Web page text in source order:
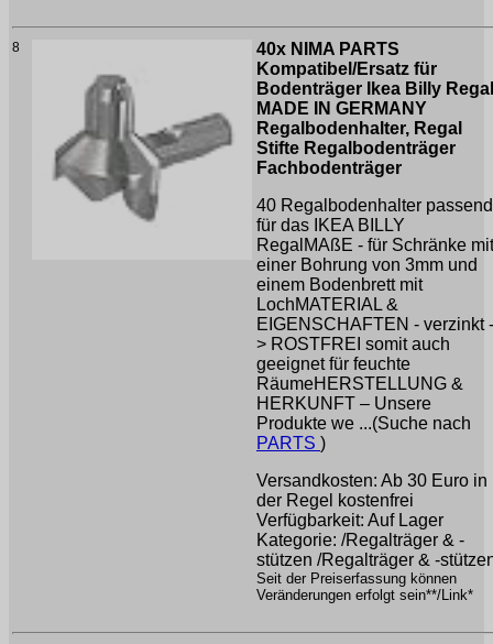
8
40x NIMA PARTS
Kompatibel/Ersatz für
Bodenträger Ikea Billy Regal
MADE IN GERMANY
Regalbodenhalter, Regal
Stifte Regalbodenträger
Fachbodenträger
40 Regalbodenhalter passend
für das IKEA BILLY
RegalMAßE - für Schränke mit
einer Bohrung von 3mm und
einem Bodenbrett mit
LochMATERIAL &
EIGENSCHAFTEN - verzinkt -
> ROSTFREI somit auch
geeignet für feuchte
RäumeHERSTELLUNG &
HERKUNFT – Unsere
Produkte we ...(Suche nach
PARTS )
Versandkosten: Ab 30 Euro in
der Regel kostenfrei
Verfügbarkeit: Auf Lager
Kategorie: /Regalträger & -
stützen /Regalträger & -
Seit der Preiserfassung können
Veränderungen erfolgt sein**/Link*